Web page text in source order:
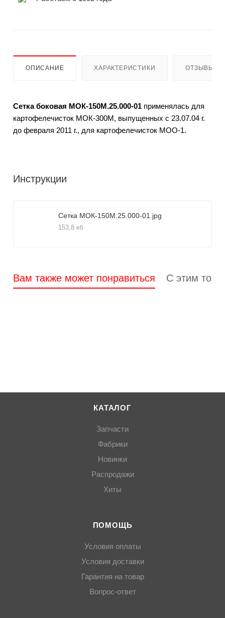
ОПИСАНИЕ ХАРАКТЕРИСТИКИ ОТЗЫВЫ
Сетка боковая МОК-150М.25.000-01 применялась для
картофелечисток МОК-300М, выпущенных с 23.07.04 г.
до февраля 2011 г., для картофелечисток МОО-1.
Инструкции
Сетка МОК-150М.25.000-01.jpg
153,8 кб
Вам также может понравиться С этим
КАТАЛОГ
Запчасти
Фабрики
Новинки
Распродажи
Хиты
ПОМОЩЬ
Условия оплаты
Условия доставки
Гарантия на товар
Вопрос-ответ